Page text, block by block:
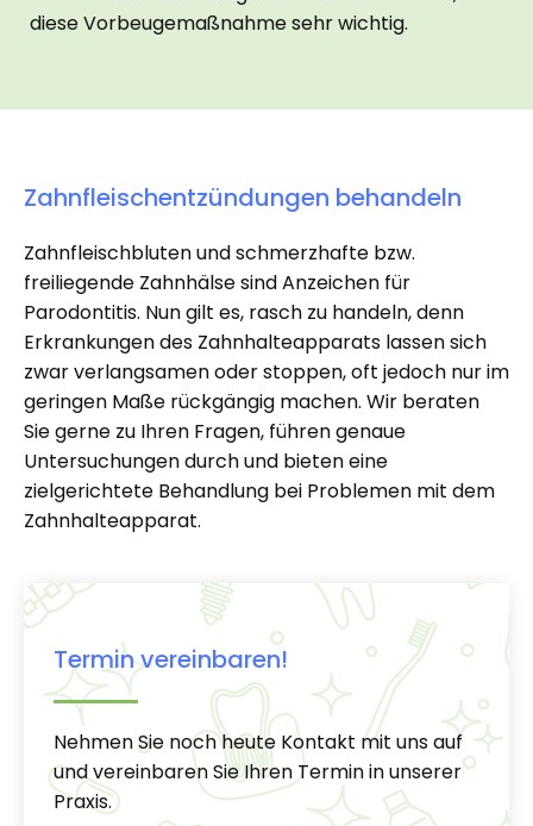
diese Vorbeugemaßnahme sehr wichtig.
Zahnfleischentzündungen behandeln
Zahnfleischbluten und schmerzhafte bzw.
freiliegende Zahnhälse sind Anzeichen für
Parodontitis. Nun gilt es, rasch zu handeln, denn
Erkrankungen des Zahnhalteapparats lassen sich
zwar verlangsamen oder stoppen, oft jedoch nur im
geringen Maße rückgängig machen. Wir beraten
Sie gerne zu Ihren Fragen, führen genaue
Untersuchungen durch und bieten eine
zielgerichtete Behandlung bei Problemen mit dem
Zahnhalteapparat.
Termin vereinbaren!
Nehmen Sie noch heute Kontakt mit uns auf
und vereinbaren Sie Ihren Termin in unserer
Praxis.